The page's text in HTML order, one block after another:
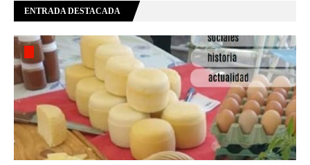
ENTRADA DESTACADA